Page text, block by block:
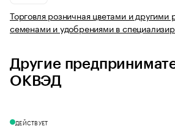
Торговля розничная цветами и другими
семенами и удобрениями в
Другие
ОКВЭД
ДЕЙСТВУЕТ